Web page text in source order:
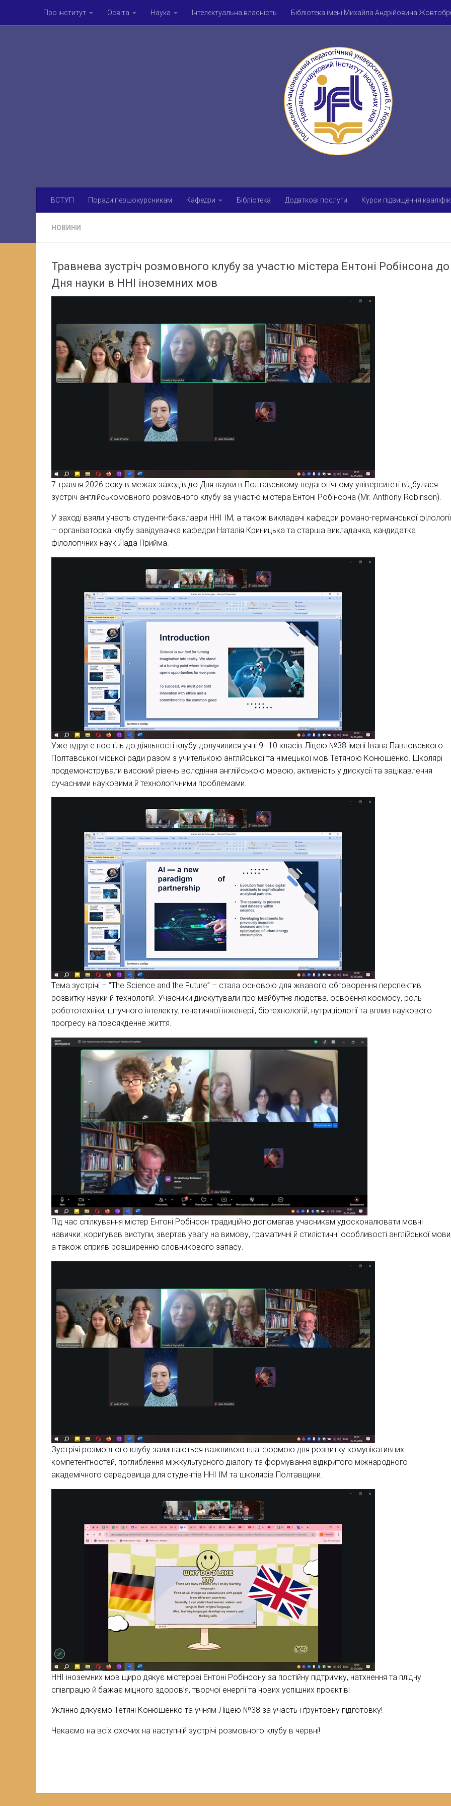
Skip to contentПро інститут Освіта Наука Інтелектуальна власність Бібліотека імені Михайла Андрійовича
ВСТУП Поради першокурсникам Кафедри Бібліотека Додаткові послуги Курси підвищення
НОВИНИ
Травнева зустріч розмовного клубу за участю містера Ентоні Робінсона до
Дня науки в ННІ іноземних мов
7 травня 2026 року в межах заходів до Дня науки в Полтавському педагогічному університеті відбулася
зустріч англійськомовного розмовного клубу за участю містера Ентоні Робінсона (Mr. Anthony Robinson).
У заході взяли участь студенти-бакалаври ННІ ІМ, а також викладачі кафедри романо-германської філології
– організаторка клубу завідувачка кафедри Наталія Криницька та старша викладачка, кандидатка
філологічних наук Лада Прийма.
Уже вдруге поспіль до діяльності клубу долучилися учні 9–10 класів Ліцею №38 імені Івана Павловського
Полтавської міської ради разом з учителькою англійської та німецької мов Тетяною Конюшенко. Школярі
продемонстрували високий рівень володіння англійською мовою, активність у дискусії та зацікавлення
сучасними науковими й технологічними проблемами.
Тема зустрічі – “The Science and the Future” – стала основою для жвавого обговорення перспектив
розвитку науки й технологій. Учасники дискутували про майбутнє людства, освоєння космосу, роль
робототехніки, штучного інтелекту, генетичної інженерії, біотехнологій, нутриціології та вплив наукового
прогресу на повсякденне життя.
Під час спілкування містер Ентоні Робінсон традиційно допомагав учасникам удосконалювати мовні
навички: коригував виступи, звертав увагу на вимову, граматичні й стилістичні особливості англійської
а також сприяв розширенню словникового запасу.
Зустрічі розмовного клубу залишаються важливою платформою для розвитку комунікативних
компетентностей, поглиблення міжкультурного діалогу та формування відкритого міжнародного
академічного середовища для студентів ННІ ІМ та школярів Полтавщини.
ННІ іноземних мов щиро дякує містерові Ентоні Робінсону за постійну підтримку, натхнення та плідну
співпрацю й бажає міцного здоров’я, творчої енергії та нових успішних проєктів!
Уклінно дякуємо Тетяні Конюшенко та учням Ліцею №38 за участь і ґрунтовну підготовку!
Чекаємо на всіх охочих на наступній зустрічі розмовного клубу в червні!